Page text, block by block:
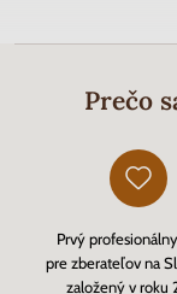
Prečo
Prvý
pre zberateľov na
založený v roku